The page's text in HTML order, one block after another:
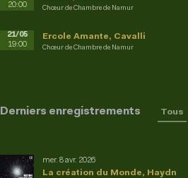
Chœur de Chambre de Namur
20:00
Ercole Amante, Cavalli
Chœur de Chambre de Namur
21/05
19:00
Derniers enregistrements Tous
La création du Monde, Haydn
mer. 8 avr. 2026